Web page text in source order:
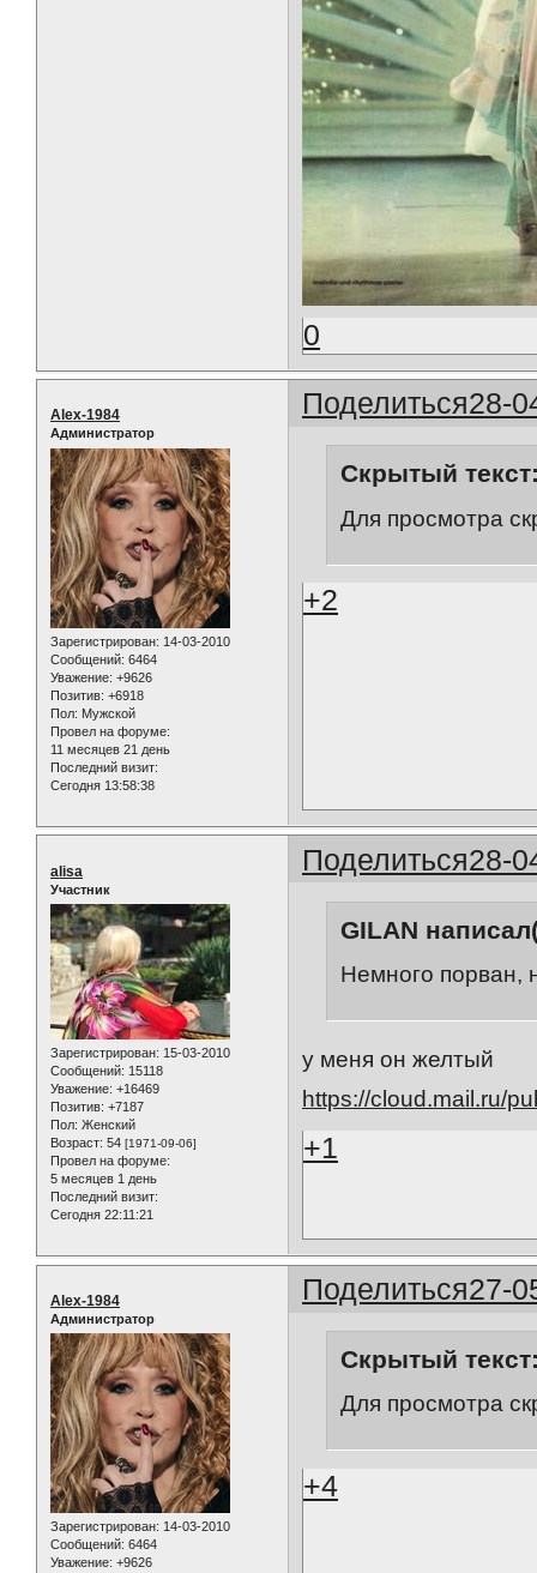
0
Поделиться28-
Alex-1984
Администратор
Зарегистрирован: 14-03-2010
Сообщений: 6464
Уважение: +9626
Позитив: +6918
Пол: Мужской
Провел на форуме:
11 месяцев 21 день
Последний визит:
Сегодня 13:58:38
Скрытый
Для просмотра
+2
Поделиться28-
alisa
Участник
Зарегистрирован: 15-03-2010
Сообщений: 15118
Уважение: +16469
Позитив: +7187
Пол: Женский
Возраст: 54 [1971-09-06]
Провел на форуме:
5 месяцев 1 день
Последний визит:
Сегодня 22:11:21
GILAN
Немного порван,
у меня он желтый
https://cloud.mail.ru/
+1
Поделиться27-
Alex-1984
Администратор
Зарегистрирован: 14-03-2010
Сообщений: 6464
Уважение: +9626
Скрытый
Для просмотра
+4